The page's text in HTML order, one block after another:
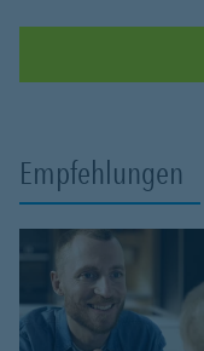
Empfehlungen